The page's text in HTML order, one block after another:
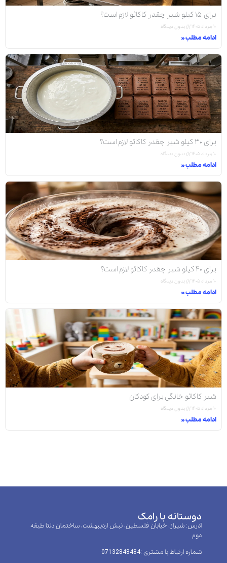
برای ۱۵ کیلو شیر چقدر کاکائو لازم است؟
۱۰ مرداد ۱۴۰۵ بدون دیدگاه
ادامه مطلب »
برای ۳۰ کیلو شیر چقدر کاکائو لازم است؟
۱۰ مرداد ۱۴۰۵ بدون دیدگاه
ادامه مطلب »
برای ۴۰ کیلو شیر چقدر کاکائو لازم است؟
۱۰ مرداد ۱۴۰۵ بدون دیدگاه
ادامه مطلب »
شیر کاکائو خانگی برای کودکان
۱۰ مرداد ۱۴۰۵ بدون دیدگاه
ادامه مطلب »
دوستانه با رامک
آدرس: شیراز، خیابان فلسطین، نبش اردیبهشت، ساختمان دلتا طبقه
دوم
شماره ارتباط با مشتری :‌07132848484